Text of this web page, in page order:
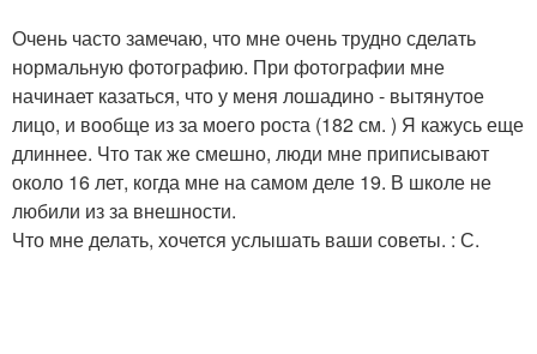
Очень часто замечаю, что мне очень трудно сделать
нормальную фотографию. При фотографии мне
начинает казаться, что у меня лошадино - вытянутое
лицо, и вообще из за моего роста (182 см. ) Я кажусь еще
длиннее. Что так же смешно, люди мне приписывают
около 16 лет, когда мне на самом деле 19. В школе не
любили из за внешности.
Что мне делать, хочется услышать ваши советы. : С.